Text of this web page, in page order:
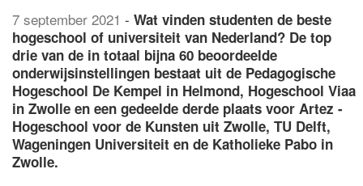
7 september 2021 - Wat vinden studenten de beste
hogeschool of universiteit van Nederland? De top
drie van de in totaal bijna 60 beoordeelde
onderwijsinstellingen bestaat uit de Pedagogische
Hogeschool De Kempel in Helmond, Hogeschool Viaa
in Zwolle en een gedeelde derde plaats voor Artez -
Hogeschool voor de Kunsten uit Zwolle, TU Delft,
Wageningen Universiteit en de Katholieke Pabo in
Zwolle.